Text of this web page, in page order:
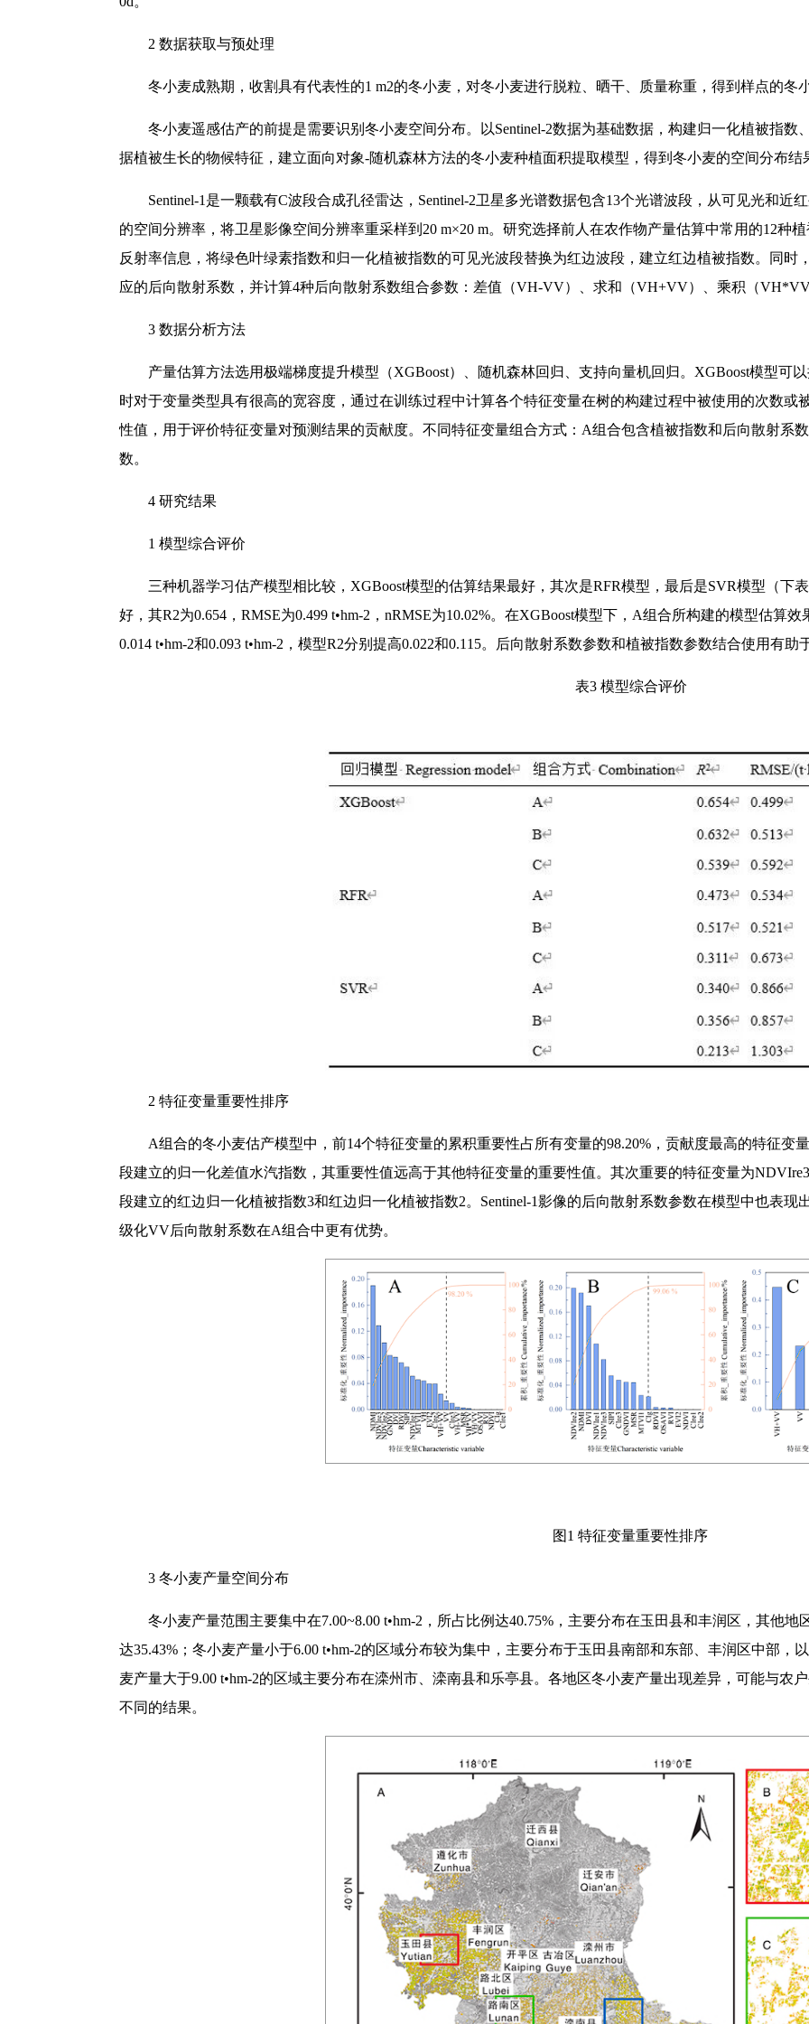
2 数据获取与预处理
冬小麦成熟期，收割具有代表性的1 m2的冬小麦，对冬小麦进行脱粒、晒干、质量称重，得到样点的冬
冬小麦遥感估产的前提是需要识别冬小麦空间分布。以Sentinel-2数据为基础数据，构建归一化植被指
据植被生长的物候特征，建立面向对象-随机森林方法的冬小麦种植面积提取模型，得到冬小麦的空间分布结
Sentinel-1是一颗载有C波段合成孔径雷达，Sentinel-2卫星多光谱数据包含13个光谱波段，从可见光和
的空间分辨率，将卫星影像空间分辨率重采样到20 m×20 m。研究选择前人在农作物产量估算中常用的12种
反射率信息，将绿色叶绿素指数和归一化植被指数的可见光波段替换为红边波段，建立红边植被指数。同时
应的后向散射系数，并计算4种后向散射系数组合参数：差值（VH-VV）、求和（VH+VV）、乘积（
3 数据分析方法
产量估算方法选用极端梯度提升模型（XGBoost）、随机森林回归、支持向量机回归。XGBoost模型可
时对于变量类型具有很高的宽容度，通过在训练过程中计算各个特征变量在树的构建过程中被使用的次数或
性值，用于评价特征变量对预测结果的贡献度。不同特征变量组合方式：A组合包含植被指数和后向散射系
数。
4 研究结果
1 模型综合评价
三种机器学习估产模型相比较，XGBoost模型的估算结果最好，其次是RFR模型，最后是SVR模型（下
好，其R2为0.654，RMSE为0.499 t•hm-2，nRMSE为10.02%。在XGBoost模型下，A组合所构建的模型估算
0.014 t•hm-2和0.093 t•hm-2，模型R2分别提高0.022和0.115。后向散射系数参数和植被指数参数结合使用有
表3 模型综合评价
2 特征变量重要性排序
A组合的冬小麦估产模型中，前14个特征变量的累积重要性占所有变量的98.20%，贡献度最高的特征变
段建立的归一化差值水汽指数，其重要性值远高于其他特征变量的重要性值。其次重要的特征变量为
段建立的红边归一化植被指数3和红边归一化植被指数2。Sentinel-1影像的后向散射系数参数在模型中也表
级化VV后向散射系数在A组合中更有优势。
图1 特征变量重要性排序
3 冬小麦产量空间分布
冬小麦产量范围主要集中在7.00~8.00 t•hm-2，所占比例达40.75%，主要分布在玉田县和丰润区，其他地
达35.43%；冬小麦产量小于6.00 t•hm-2的区域分布较为集中，主要分布于玉田县南部和东部、丰润区中部
麦产量大于9.00 t•hm-2的区域主要分布在滦州市、滦南县和乐亭县。各地区冬小麦产量出现差异，可能与农
不同的结果。